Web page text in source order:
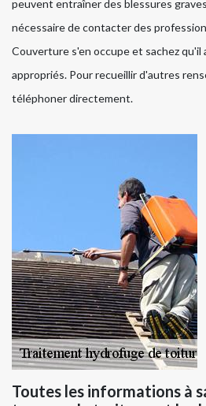
peuvent entraîner des blessures
nécessaire de contacter des
Couverture s'en occupe et sachez qu'il
appropriés. Pour recueillir d'autres
téléphoner directement.
Toutes les informations à